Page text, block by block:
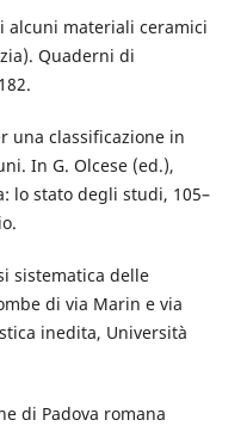
alcuni materiali ceramici
Quaderni di
una classificazione in
In G. Olcese (ed.),
lo stato degli studi, 105–
sistematica delle
di via Marin e via
inedita, Università
di Padova romana